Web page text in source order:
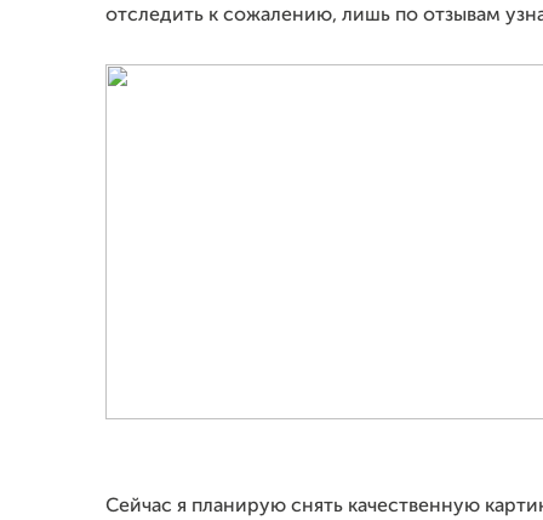
отследить к сожалению, лишь по отзывам
Сейчас я планирую снять качественную